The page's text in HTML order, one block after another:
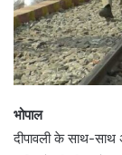
भोपाल
दीपावली के साथ-साथ